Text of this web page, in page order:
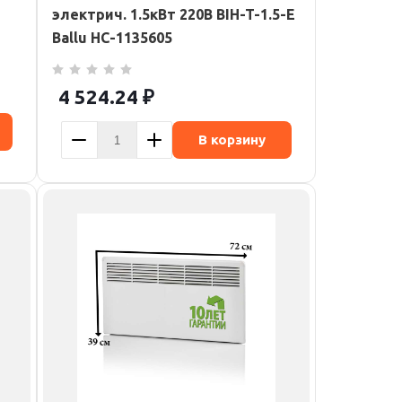
электрич. 1.5кВт 220В BIH-T-1.5-E
Ballu НС-1135605
4 524.24 ₽
В корзину